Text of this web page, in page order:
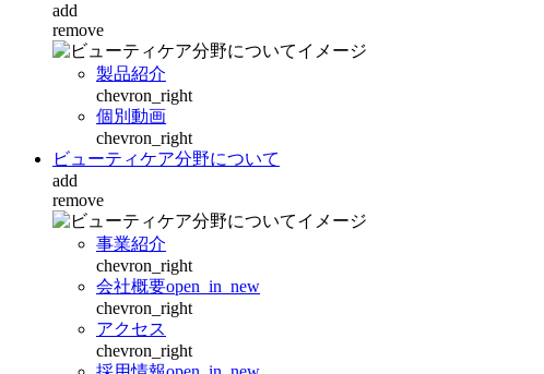
add
remove
製品紹介
chevron_right
個別動画
chevron_right
ビューティケア分野について
add
remove
事業紹介
chevron_right
会社概要open_in_new
chevron_right
アクセス
chevron_right